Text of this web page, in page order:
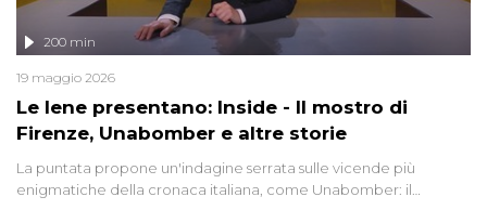
Le Iene presentano: Inside - Il mostro di
Firenze, Unabomber e altre storie
200 min
19 maggio 2026
La puntata propone un'indagine serrata sulle vicende più
enigmatiche della cronaca italiana, come Unabomber: il